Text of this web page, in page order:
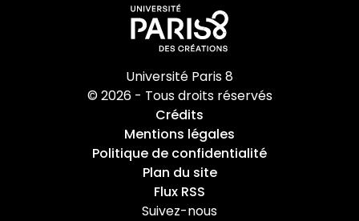
Université Paris 8
© 2026 - Tous droits réservés
Crédits
Mentions légales
Politique de confidentialité
Plan du site
Flux RSS
Suivez-nous